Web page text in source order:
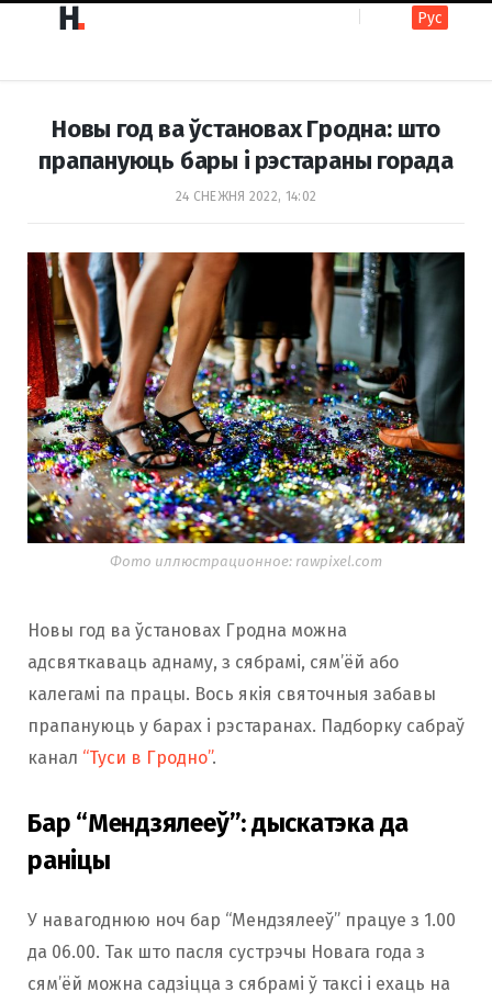
a
e
b
o
o
n
t
a
g
r
m
Рус
Новы год ва ўстановах Гродна: што
прапануюць бары і рэстараны горада
24 СНЕЖНЯ 2022, 14:02
Фото иллюстрационное: rawpixel.com
Новы год ва ўстановах Гродна можна
адсвяткаваць аднаму, з сябрамі, сям’ёй або
калегамі па працы. Вось якія святочныя забавы
прапануюць у барах і рэстаранах. Падборку сабраў
канал “Туси в Гродно”.
Бар “Мендзялееў”: дыскатэка да
раніцы
У навагоднюю ноч бар “Мендзялееў” працуе з 1.00
да 06.00. Так што пасля сустрэчы Новага года з
сям’ёй можна садзіцца з сябрамі ў таксі і ехаць на